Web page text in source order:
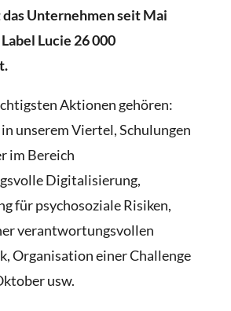
das Unternehmen seit Mai
Lucie 26 000
Aktionen gehören:
unserem Viertel, Schulungen
im Bereich
Digitalisierung,
für psychosoziale Risiken,
verantwortungsvollen
Organisation einer Challenge
usw.